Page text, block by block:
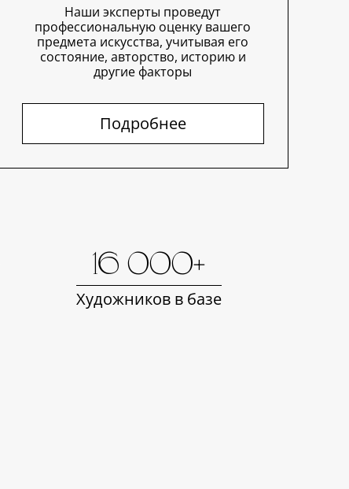
Наши эксперты проведут
профессиональную оценку вашего
предмета искусства, учитывая его
состояние, авторство, историю и
другие факторы
Подробнее
16 000+
Художников в базе